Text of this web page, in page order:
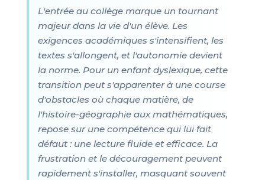
L'entrée au collège marque un tournant
majeur dans la vie d'un élève. Les
exigences académiques s'intensifient, les
textes s'allongent, et l'autonomie devient
la norme. Pour un enfant dyslexique, cette
transition peut s'apparenter à une course
d'obstacles où chaque matière, de
l'histoire-géographie aux mathématiques,
repose sur une compétence qui lui fait
défaut : une lecture fluide et efficace. La
frustration et le découragement peuvent
rapidement s'installer, masquant souvent